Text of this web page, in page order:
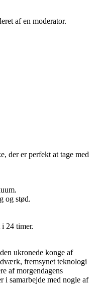
af en moderator.
der er perfekt at tage med
og stød.
24 timer.
ukronede konge af
fremsynet teknologi
af morgendagens
i samarbejde med nogle af